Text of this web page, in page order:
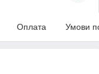
Оплата Умови